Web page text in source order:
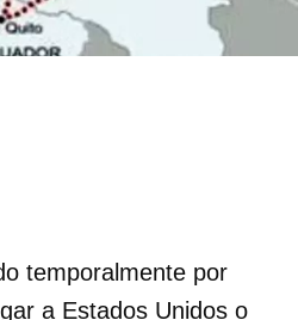
temporalmente por
a Estados Unidos o